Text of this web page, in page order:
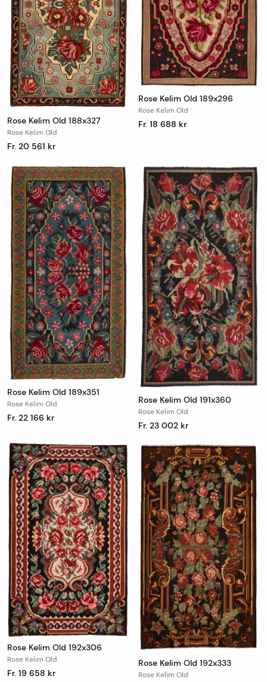
Rose Kelim Old 188x327
Rose Kelim Old
Fr. 20 561 kr
Rose Kelim Old 189x296
Rose Kelim Old
Fr. 18 688 kr
Rose Kelim Old 189x351
Rose Kelim Old
Fr. 22 166 kr
Rose Kelim Old 191x360
Rose Kelim Old
Fr. 23 002 kr
Rose Kelim Old 192x306
Rose Kelim Old
Fr. 19 658 kr
Rose Kelim Old 192x333
Rose Kelim Old